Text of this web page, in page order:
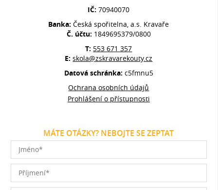
IČ:70940070
Banka:Česká spořitelna, a.s. Kravaře
Č. účtu: 1849695379/0800
T: 553 671 357
E:skola@zskravarekouty.cz
Datová schránka: c5fmnu5
Ochrana osobních údajů
Prohlášení o přístupnosti
MÁTE OTÁZKY? NEBOJTE SE ZEPTAT